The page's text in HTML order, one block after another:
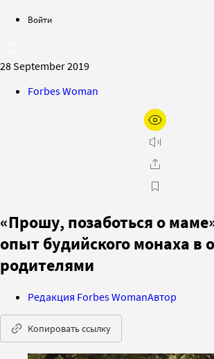
Войти
28 September 2019
Forbes Woman
«Прошу, позаботься о
опыт будийского монаха в
родителями
Редакция Forbes WomanАвтор
Копировать ссылку